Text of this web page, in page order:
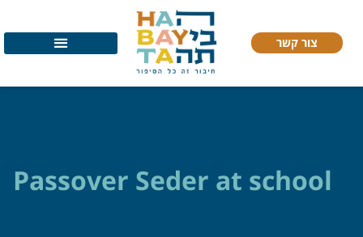
צור קשר
Passover Seder at school